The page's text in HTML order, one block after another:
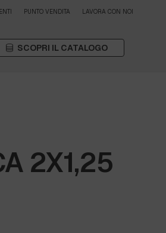
PUNTO VENDITA LAVORA CON NOI
SCOPRI IL CATALOGO
2X1,25